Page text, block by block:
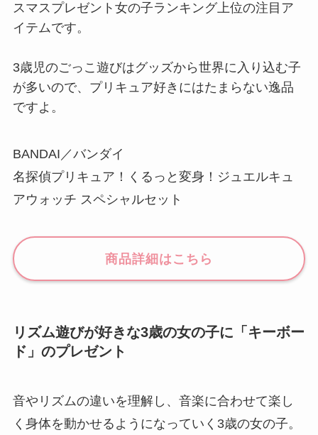
スマスプレゼント女の子ランキング上位の注目ア
イテムです。
3歳児のごっこ遊びはグッズから世界に入り込む子
が多いので、プリキュア好きにはたまらない逸品
ですよ。
BANDAI／バンダイ
名探偵プリキュア！くるっと変身！ジュエルキュ
アウォッチ スペシャルセット
商品詳細はこちら
リズム遊びが好きな3歳の女の子に「キーボー
ド」のプレゼント
音やリズムの違いを理解し、音楽に合わせて楽し
く身体を動かせるようになっていく3歳の女の子。